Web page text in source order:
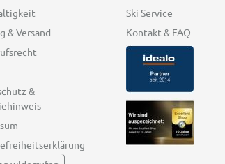
& Versand
&
Ski Service
Kontakt & FAQ